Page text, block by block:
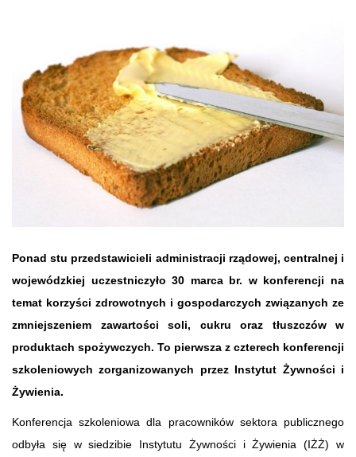
Ponad stu przedstawicieli administracji rządowej, centralnej i
wojewódzkiej uczestniczyło 30 marca br. w konferencji na
temat korzyści zdrowotnych i gospodarczych związanych ze
zmniejszeniem zawartości soli, cukru oraz tłuszczów w
produktach spożywczych. To pierwsza z czterech konferencji
szkoleniowych zorganizowanych przez Instytut Żywności i
Żywienia.
Konferencja szkoleniowa dla pracowników sektora publicznego
odbyła się w siedzibie Instytutu Żywności i Żywienia (IŻŻ) w